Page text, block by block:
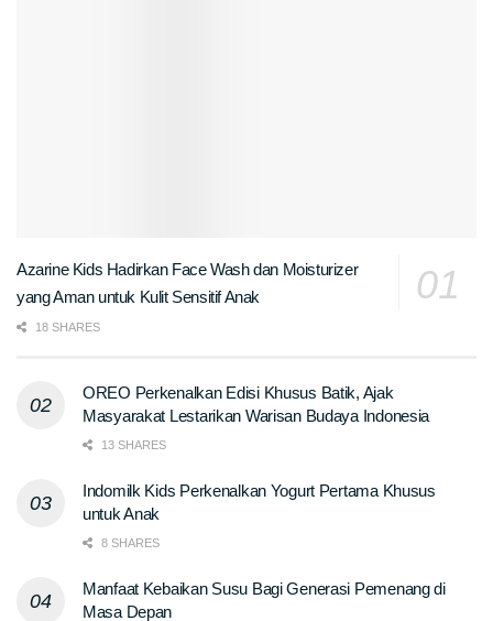
Azarine Kids Hadirkan Face Wash dan Moisturizer
yang Aman untuk Kulit Sensitif Anak
18 SHARES
OREO Perkenalkan Edisi Khusus Batik, Ajak
Masyarakat Lestarikan Warisan Budaya Indonesia
13 SHARES
Indomilk Kids Perkenalkan Yogurt Pertama Khusus
untuk Anak
8 SHARES
Manfaat Kebaikan Susu Bagi Generasi Pemenang di
Masa Depan